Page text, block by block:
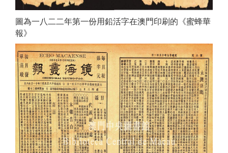
圖為一八二二年第一份用鉛活字在澳門印刷的《蜜蜂華
報》